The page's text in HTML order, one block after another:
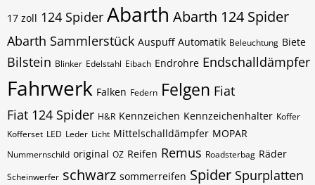
17 zoll 124 Spider Abarth Abarth 124 Spider
Abarth Sammlerstück Auspuff Automatik Beleuchtung Biete
Bilstein Blinker Edelstahl Eibach Endrohre Endschalldämpfer
Fahrwerk Falken Federn Felgen Fiat
Fiat 124 Spider H&R Kennzeichen Kennzeichenhalter Koffer
Kofferset LED Leder Licht Mittelschalldämpfer MOPAR
Nummernschild original OZ Reifen Remus Roadsterbag Räder
Scheinwerfer schwarz sommerreifen Spider Spurplatten